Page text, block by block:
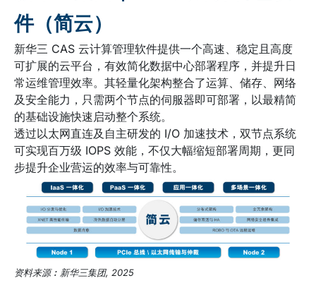
件（简云）
新华三 CAS 云计算管理软件提供一个高速、稳定且高度
可扩展的云平台，有效简化数据中心部署程序，并提升日
常运维管理效率。其轻量化架构整合了运算、储存、网络
及安全能力，只需两个节点的伺服器即可部署，以最精简
的基础设施快速启动整个系统。
透过以太网直连及自主研发的 I/O 加速技术，双节点系统
可实现百万级 IOPS 效能，不仅大幅缩短部署周期，更同
步提升企业营运的效率与可靠性。
资料来源︰新华三集团, 2025